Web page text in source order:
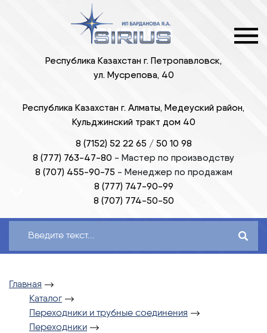
Республика Казахстан г. Петропавловск,
ул. Мусрепова, 40
Республика Казахстан г. Алматы, Медеуский район,
Кульджинский тракт дом 40
8 (7152) 52 22 65 / 50 10 98
8 (777) 763-47-80 - Мастер по производству
8 (707) 455-90-75 - Менеджер по продажам
8 (777) 747-90-99
8 (707) 774-50-50
Главная
Каталог
Переходники и трубные соединения
Переходники